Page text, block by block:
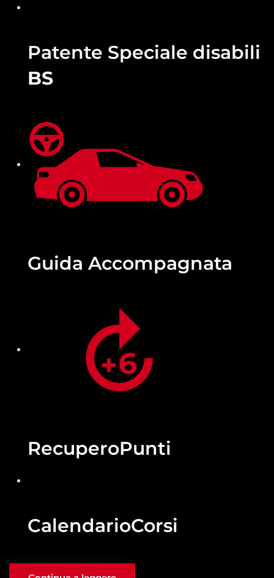
Patente Speciale disabili
BS
Guida Accompagnata
RecuperoPunti
CalendarioCorsi